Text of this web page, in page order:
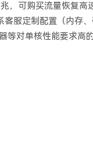
，可购买流量恢复
客服定制配置（内存
等对单核性能要求高